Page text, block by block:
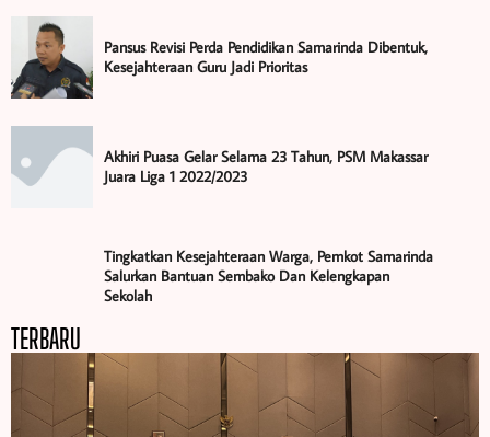
Pansus Revisi Perda Pendidikan Samarinda Dibentuk,
Kesejahteraan Guru Jadi Prioritas
Akhiri Puasa Gelar Selama 23 Tahun, PSM Makassar
Juara Liga 1 2022/2023
Tingkatkan Kesejahteraan Warga, Pemkot Samarinda
Salurkan Bantuan Sembako Dan Kelengkapan
Sekolah
TERBARU